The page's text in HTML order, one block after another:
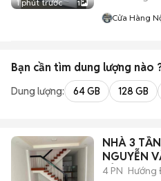
1 phút trước 1
Cửa Hàng
Bạn cần tìm dung lượng nào
Dung lượng: 64 GB 128 GB
NHÀ 3
NGUYỄN
TỶ
4 PN Hướng